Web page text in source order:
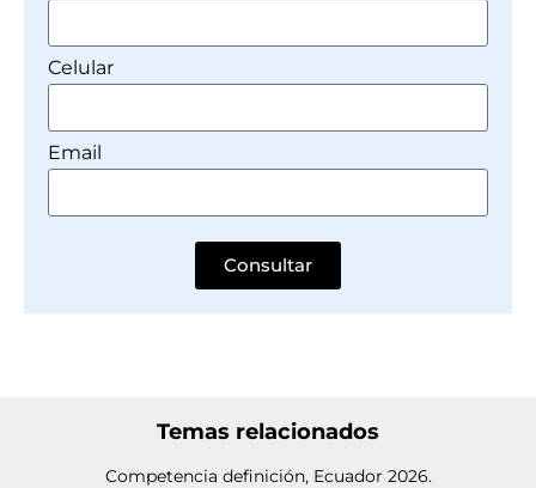
Celular
Email
Consultar
Temas relacionados
Competencia definición, Ecuador 2026.